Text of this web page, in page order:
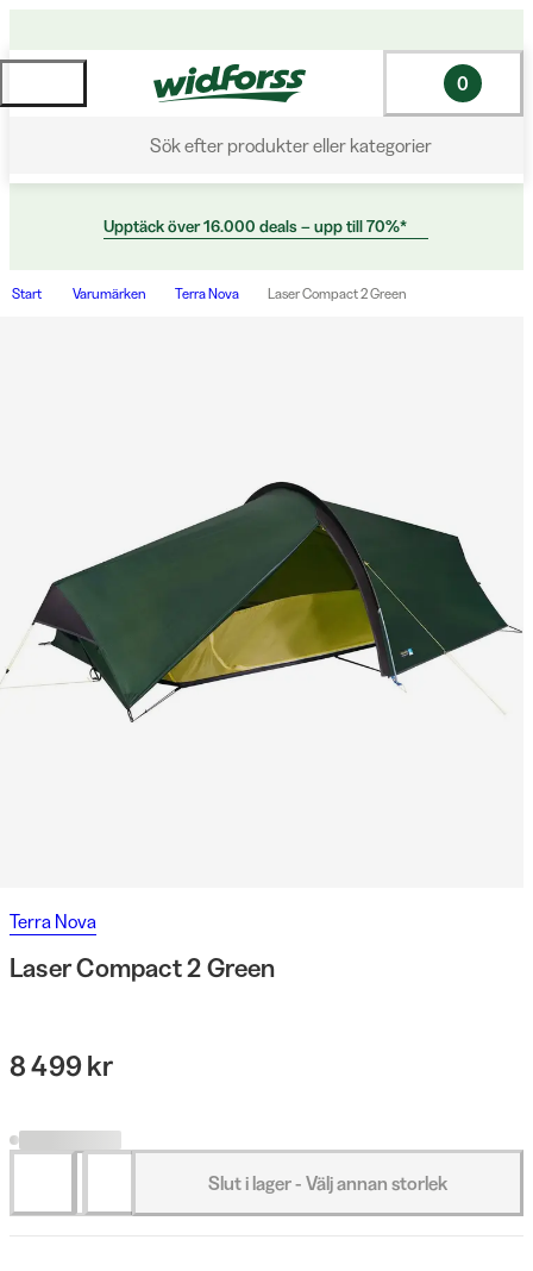
Sök efter produkter eller kategorier
0
Upptäck över 16.000 deals – upp till 70%*
Start Varumärken Terra Nova Laser Compact 2 Green
Terra Nova
Laser Compact 2 Green
8 499 kr
Slut i lager - Välj annan storlek